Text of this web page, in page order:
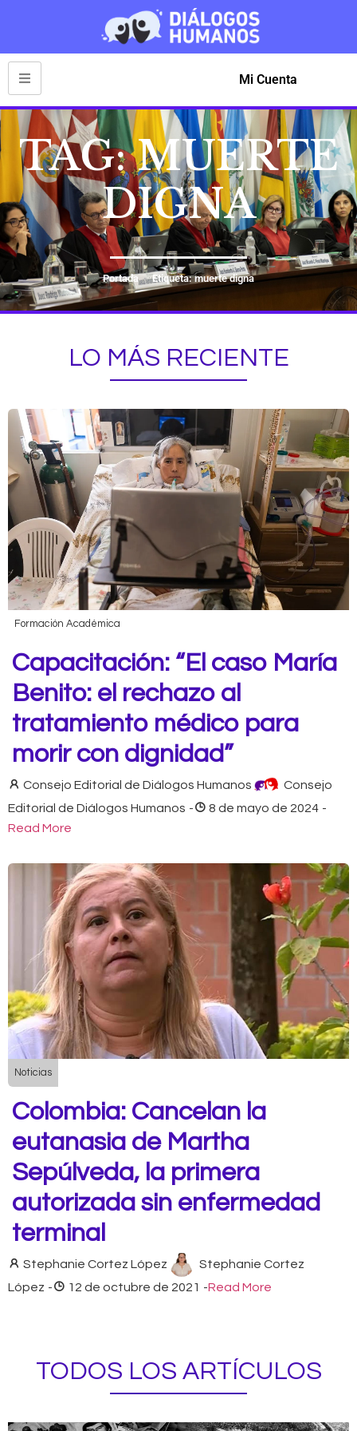
Mi Cuenta
TAG: MUERTE
DIGNA
Portada Etiqueta: muerte digna
LO MÁS RECIENTE
Formación Académica
Capacitación: “El caso María
Benito: el rechazo al
tratamiento médico para
morir con dignidad”
Consejo Editorial de Diálogos Humanos
Consejo
Editorial de Diálogos Humanos - 8 de mayo de 2024 -
Read More
Noticias
Colombia: Cancelan la
eutanasia de Martha
Sepúlveda, la primera
autorizada sin enfermedad
terminal
Stephanie Cortez López
Stephanie Cortez
López - 12 de octubre de 2021 -Read More
TODOS LOS ARTÍCULOS